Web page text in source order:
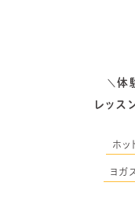
＼ 体
レッス
ホッ
ヨガ